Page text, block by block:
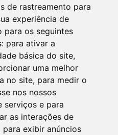
de rastreamento para
experiência de
para os seguintes
para ativar a
básica do site,
uma melhor
no site, para medir o
nos nossos
serviços e para
as interações de
para exibir anúncios
às 17h30, de segunda a
feiras das 7h às 13h
65 - Centro Bom
95765-000